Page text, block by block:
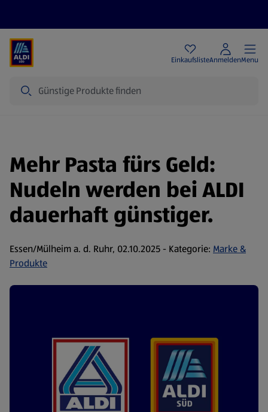
EinkaufslisteAnmeldenMenu
Mehr Pasta fürs Geld:
Nudeln werden bei ALDI
dauerhaft günstiger.
Essen/Mülheim a. d. Ruhr, 02.10.2025 - Kategorie: Marke &
Produkte